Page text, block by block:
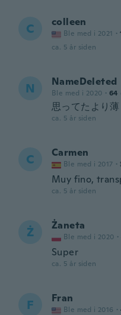
C colleen
Ble med i 2021 ·
ca. 5 år siden
N NameDeleted
Ble med i 2020 · 64
思ってたより薄
ca. 5 år siden
C Carmen
Ble med i 2017 ·
Muy fino,
ca. 5 år siden
Ż Żaneta
Ble med i 2020 ·
Super
ca. 5 år siden
F Fran
Ble med i 2016 ·